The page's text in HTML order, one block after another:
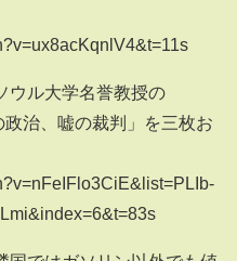
ウル大学名誉教授の
治、嘘の裁判」を三枚お